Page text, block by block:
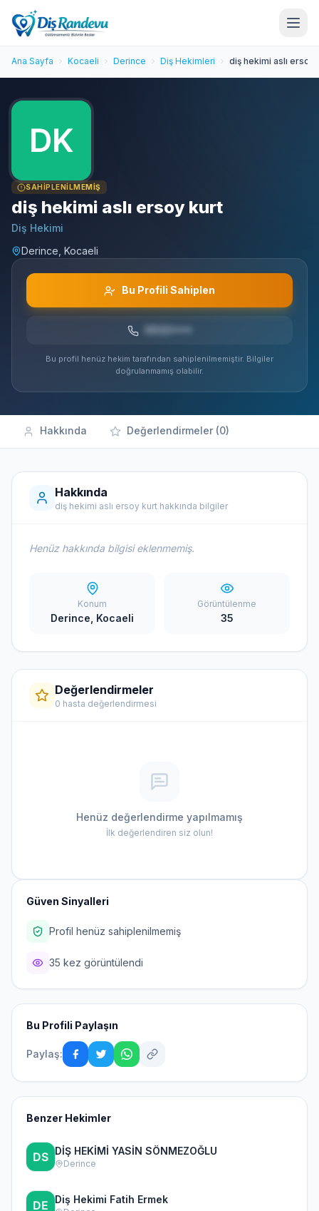
Ana Sayfa Kocaeli Derince Diş Hekimleri diş hekimi aslı ersoy
SAHIPLENILMEMIŞ
diş hekimi aslı ersoy kurt
Diş Hekimi
Derince, Kocaeli
Bu Profili Sahiplen
Bu profil henüz hekim tarafından sahiplenilmemiştir. Bilgiler
doğrulanmamış olabilir.
Hakkında Değerlendirmeler (0)
Hakkında
diş hekimi aslı ersoy kurt hakkında bilgiler
Henüz hakkında bilgisi eklenmemiş.
Konum
Derince, Kocaeli
Görüntülenme
35
Değerlendirmeler
0 hasta değerlendirmesi
Henüz değerlendirme yapılmamış
İlk değerlendiren siz olun!
Güven Sinyalleri
Profil henüz sahiplenilmemiş
35 kez görüntülendi
Bu Profili Paylaşın
Paylaş:
Benzer Hekimler
DİŞ HEKİMİ YASİN SÖNMEZOĞLU
Derince
Diş Hekimi Fatih Ermek